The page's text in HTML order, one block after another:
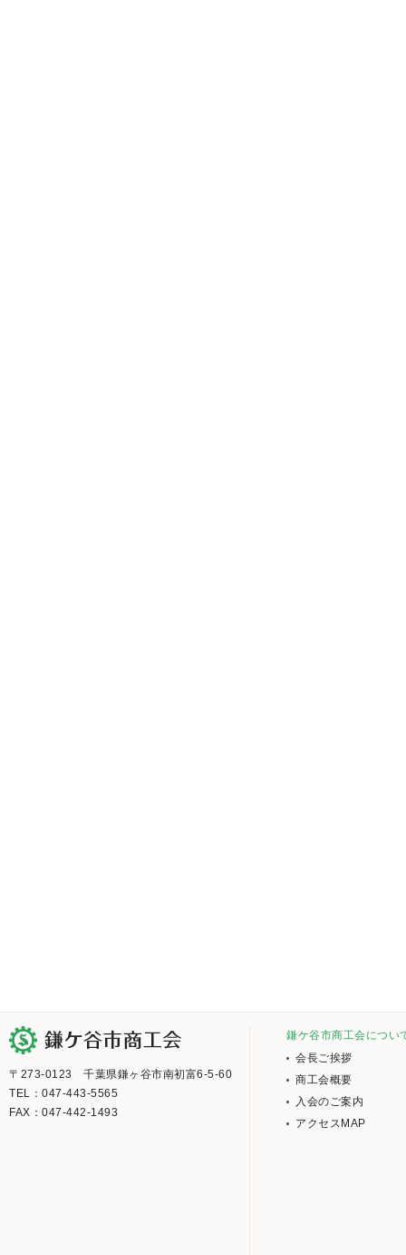
〒273-0123 千葉県鎌ヶ谷市南初富6-5-60
TEL：047-443-5565
FAX：047-442-1493
鎌ケ谷市商工会につい
会長ご挨拶
商工会概要
入会のご案内
アクセスMAP